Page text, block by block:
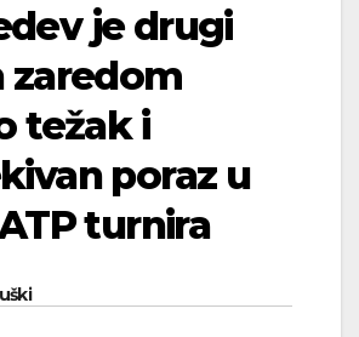
je drugi
zaredom
težak i
poraz u
turnira